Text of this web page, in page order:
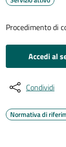
Procedimento di
Accedi al
Condividi
Normativa di